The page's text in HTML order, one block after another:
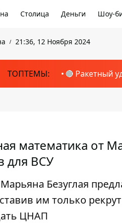
Столица Деньги Шоу-
21:36, 12 Ноября 2024
ТОПТЕМЫ: 🔴 Ракетный
математика от
для ВСУ
Безуглая
им только
ЦНАП